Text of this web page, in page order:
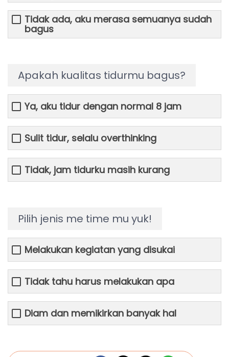
Tidak ada, aku merasa semuanya sudah
bagus
Apakah kualitas tidurmu bagus?
Ya, aku tidur dengan normal 8 jam
Sulit tidur, selalu overthinking
Tidak, jam tidurku masih kurang
Pilih jenis me time mu yuk!
Melakukan kegiatan yang disukai
Tidak tahu harus melakukan apa
Diam dan memikirkan banyak hal